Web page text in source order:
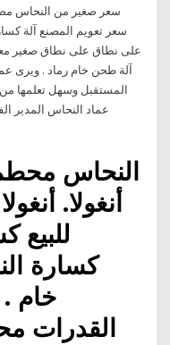
سعر تعويم المصنع آلة
على نطاق على نطاق صغير
آلة طحن خام رماد . ويرى
المستقبل وسهل تعلمها
عماد النحاس المدير
النحاس
أنغولا.
كسارة
خام